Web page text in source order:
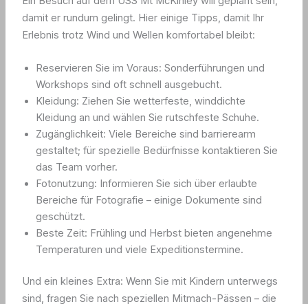
damit er rundum gelingt. Hier einige Tipps, damit Ihr
Erlebnis trotz Wind und Wellen komfortabel bleibt:
Reservieren Sie im Voraus: Sonderführungen und
Workshops sind oft schnell ausgebucht.
Kleidung: Ziehen Sie wetterfeste, winddichte
Kleidung an und wählen Sie rutschfeste Schuhe.
Zugänglichkeit: Viele Bereiche sind barrierearm
gestaltet; für spezielle Bedürfnisse kontaktieren Sie
das Team vorher.
Fotonutzung: Informieren Sie sich über erlaubte
Bereiche für Fotografie – einige Dokumente sind
geschützt.
Beste Zeit: Frühling und Herbst bieten angenehme
Temperaturen und viele Expeditionstermine.
Und ein kleines Extra: Wenn Sie mit Kindern unterwegs
sind, fragen Sie nach speziellen Mitmach-Pässen – die